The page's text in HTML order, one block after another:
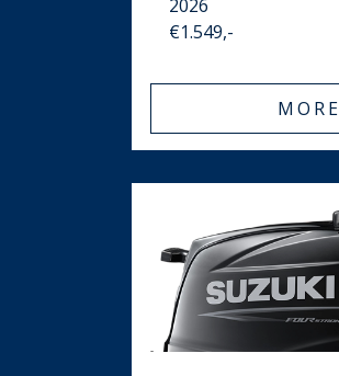
2026
€1.549,-
MORE